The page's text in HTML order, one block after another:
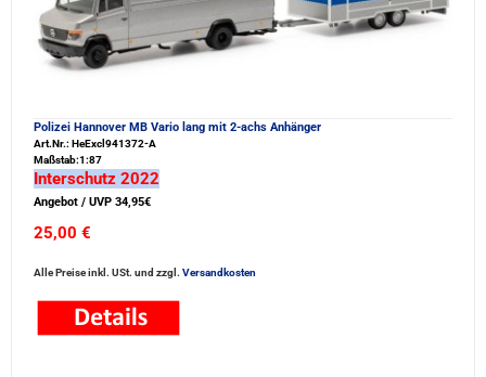
Polizei Hannover MB Vario lang mit 2-achs Anhänger
Art.Nr.: HeExcl941372-A
Maßstab:1:87
Interschutz 2022
Angebot / UVP 34,95€
25,00 €
Alle Preise inkl. USt. und zzgl. Versandkosten